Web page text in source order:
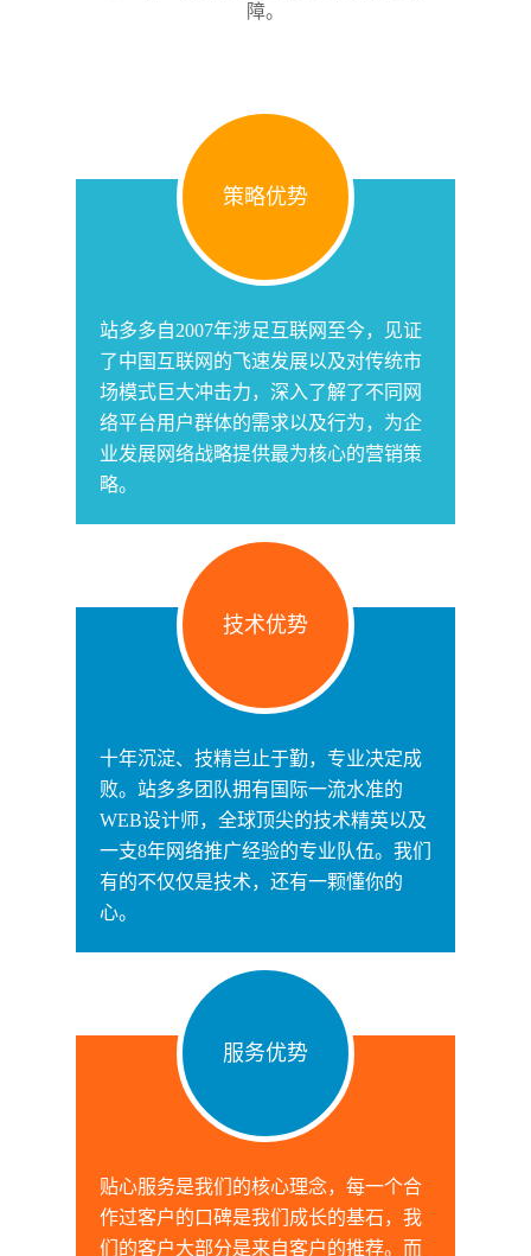
障。
策略优势
站多多自2007年涉足互联网至今，见证
了中国互联网的飞速发展以及对传统市
场模式巨大冲击力，深入了解了不同网
络平台用户群体的需求以及行为，为企
业发展网络战略提供最为核心的营销策
略。
技术优势
十年沉淀、技精岂止于勤，专业决定成
败。站多多团队拥有国际一流水准的
WEB设计师，全球顶尖的技术精英以及
一支8年网络推广经验的专业队伍。我们
有的不仅仅是技术，还有一颗懂你的
心。
服务优势
贴心服务是我们的核心理念，每一个合
作过客户的口碑是我们成长的基石，我
们的客户大部分是来自客户的推荐。而